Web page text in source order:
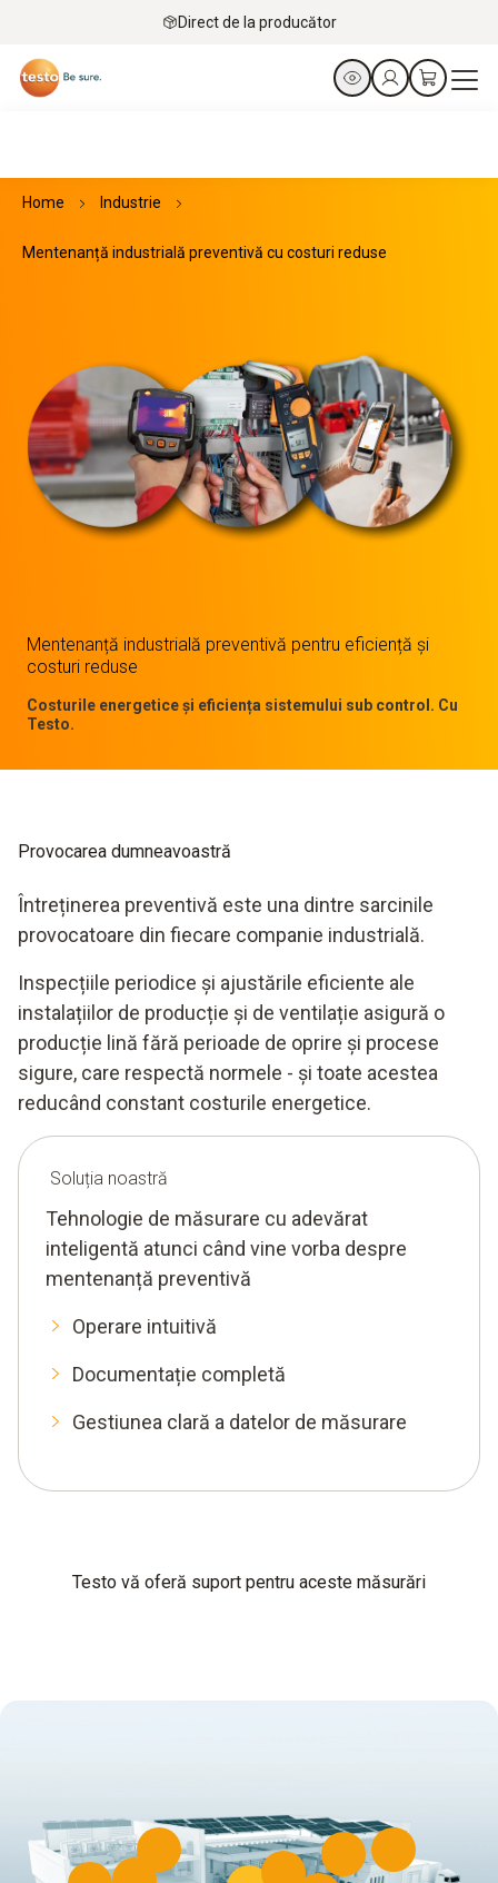
Direct de la producător
Home Industrie
Mentenanță industrială preventivă cu costuri reduse
Mentenanță industrială preventivă pentru eficiență și
costuri reduse
Costurile energetice și eficiența sistemului sub control. Cu
Testo.
Provocarea dumneavoastră
Întreținerea preventivă este una dintre sarcinile
provocatoare din fiecare companie industrială.
Inspecțiile periodice și ajustările eficiente ale
instalațiilor de producție și de ventilație asigură o
producție lină fără perioade de oprire și procese
sigure, care respectă normele - și toate acestea
reducând constant costurile energetice.
Soluția noastră
Tehnologie de măsurare cu adevărat
inteligentă atunci când vine vorba despre
mentenanță preventivă
Operare intuitivă
Documentație completă
Gestiunea clară a datelor de măsurare
Testo vă oferă suport pentru aceste măsurări